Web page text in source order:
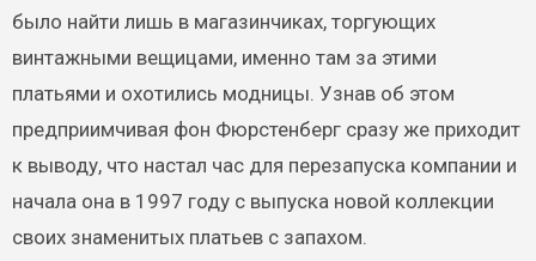
было найти лишь в магазинчиках, торгующих
винтажными вещицами, именно там за этими
платьями и охотились модницы. Узнав об этом
предприимчивая фон Фюрстенберг сразу же приходит
к выводу, что настал час для перезапуска компании и
начала она в 1997 году с выпуска новой коллекции
своих знаменитых платьев с запахом.